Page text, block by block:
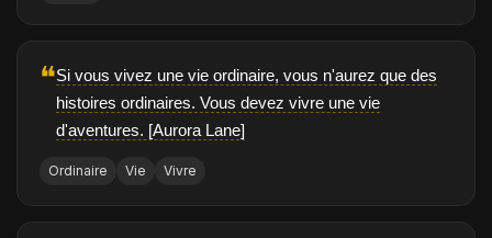
❝Si vous vivez une vie ordinaire, vous n'aurez que des
histoires ordinaires. Vous devez vivre une vie
d'aventures. [Aurora Lane]
Ordinaire Vie Vivre